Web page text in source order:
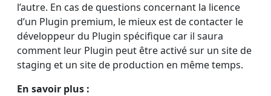
l’autre. En cas de questions concernant la licence
d’un Plugin premium, le mieux est de contacter le
développeur du Plugin spécifique car il saura
comment leur Plugin peut être activé sur un site de
staging et un site de production en même temps.
En savoir plus :